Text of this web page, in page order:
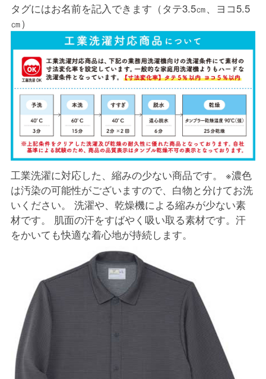
タグにはお名前を記入できます（タテ3.5㎝、ヨコ5.5
㎝）
工業洗濯に対応した、縮みの少ない商品です。 ※濃色
は汚染の可能性がございますので、白物と分けてお洗
いください。 洗濯や、乾燥機による縮みが少ない素
材です。 肌面の汗をすばやく吸い取る素材です。汗
をかいても快適な着心地が持続します。